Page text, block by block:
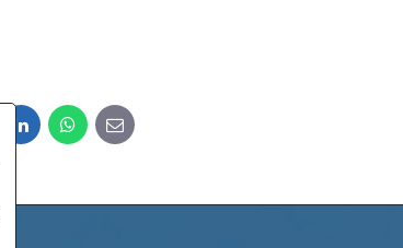
LinkedInWhatsApp
E-
mail